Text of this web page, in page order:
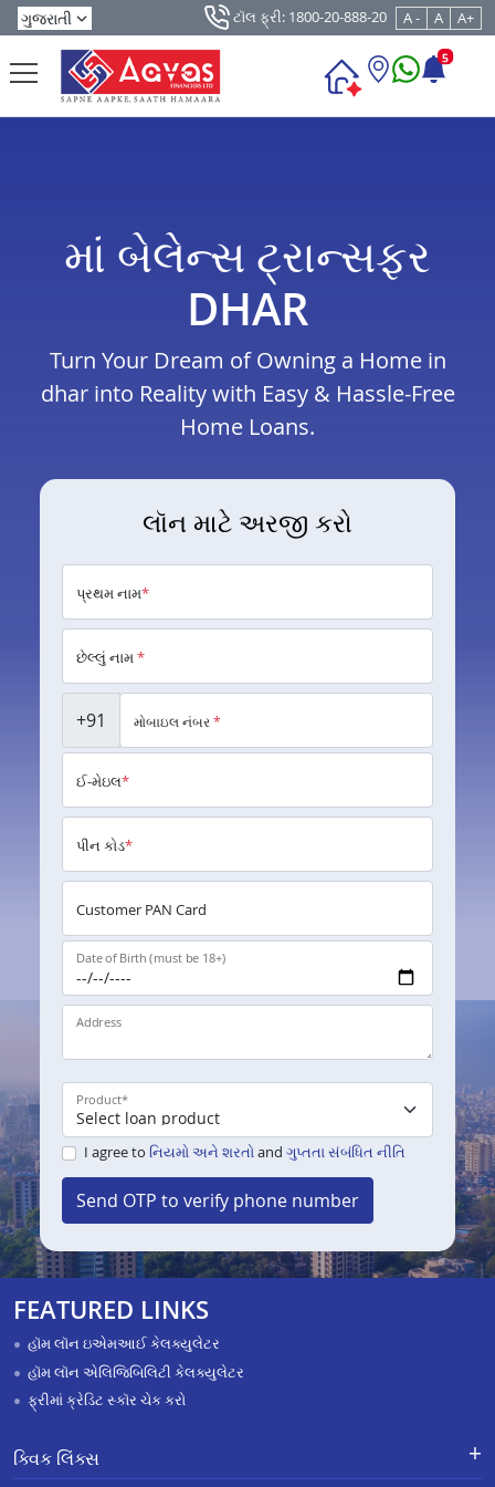
ટૉલ ફ્રી: 1800-20-888-20 A - A A+
5
માં બેલેન્સ ટ્રાન્સફર
DHAR
Turn Your Dream of Owning a Home in
dhar into Reality with Easy & Hassle-Free
Home Loans.
લૉન માટે અરજી કરો
પ્રથમ નામ*
છેલ્લું નામ*
+91 મોબાઇલ નંબર*
ઈ-મેઇલ*
પીન કોડ*
Customer PAN Card
Date of Birth (must be 18+)
Address
Product*
I agree to નિયમો અને શરતોand ગુપ્તતા સંબંધિત નીતિ
Send OTP to verify phone number
FEATURED LINKS
હૉમ લૉન ઇએમઆઈ કેલક્યુલેટર
હૉમ લૉન એલિજિબિલિટી કેલક્યુલેટર
ફ્રીમાં ક્રેડિટ સ્કૉર ચેક કરો
ક્વિક લિંક્સ